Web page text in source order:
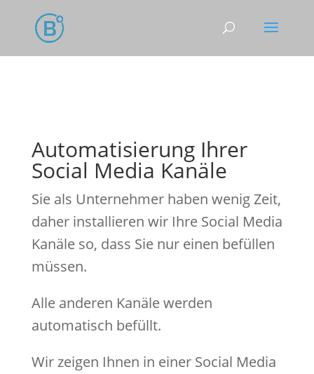
Automatisierung Ihrer
Social Media Kanäle
Sie als Unternehmer haben wenig Zeit,
daher installieren wir Ihre Social Media
Kanäle so, dass Sie nur einen befüllen
müssen.
Alle anderen Kanäle werden
automatisch befüllt.
Wir zeigen Ihnen in einer Social Media